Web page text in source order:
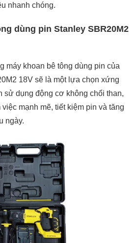
nhanh chóng.
dùng pin Stanley SBR20M2
máy khoan bê tông dùng pin của
18V sẽ là một lựa chọn xứng
sử dụng động cơ không chổi than,
mạnh mẽ, tiết kiệm pin và tăng
ngày.